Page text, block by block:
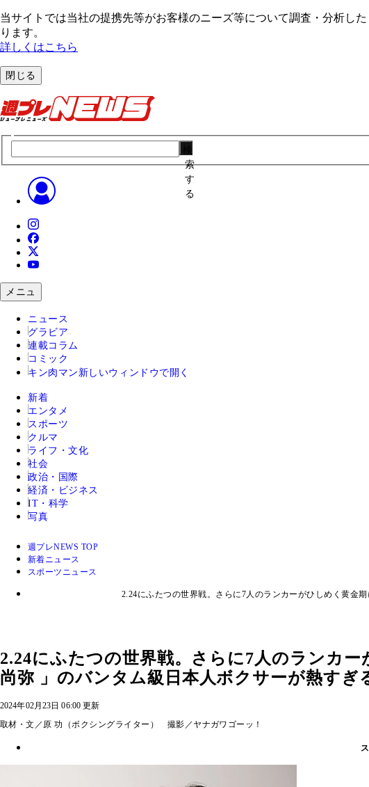
当サイトでは当社の提携先等がお客様のニーズ等について調査・分析し
ります。
詳しくはこちら
閉じる
索
す
る
メニュ
ニュース
グラビア
連載コラム
コミック
キン肉マン 新しいウィンドウで開く
新着
エンタメ
スポーツ
クルマ
ライフ・文化
社会
政治・国際
経済・ビジネス
IT・科学
写真
週プレNEWS TOP
新着ニュース
スポーツニュース
2.24にふたつの世界戦。さらに7人のランカーがひしめく黄
2.24にふたつの世界戦。さらに7人のランカ
尚弥 」のバンタム級日本人ボクサーが熱すぎ
2024年02月23日 06:00 更新
取材・文／原 功（ボクシングライター） 撮影／ヤナガワゴーッ！